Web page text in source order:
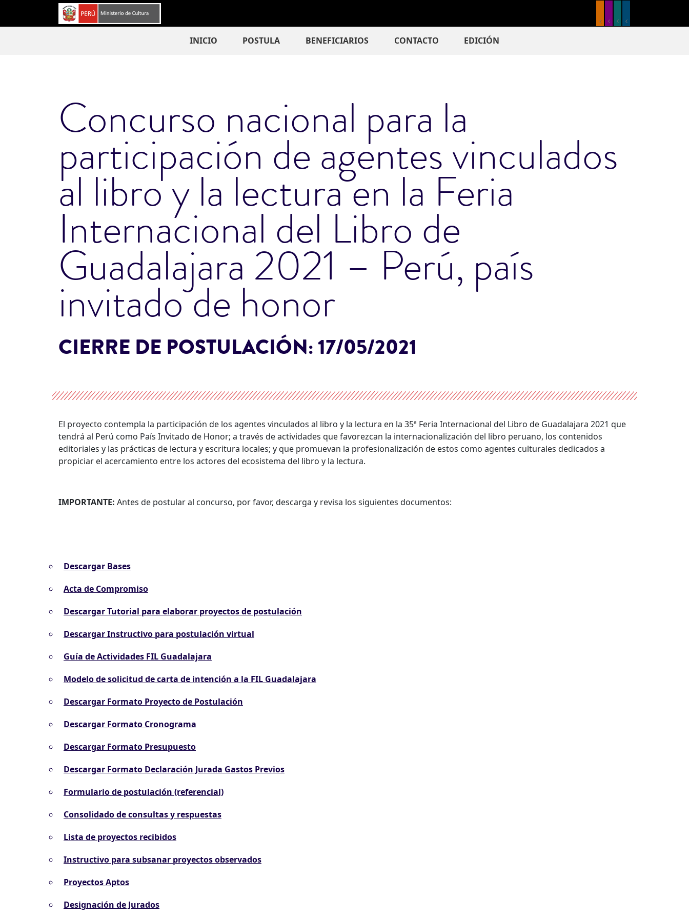
Pasar al contenido principal
Navegación principal
INICIO POSTULA BENEFICIARIOS CONTACTO EDICIÓN
Concurso nacional para la
participación de agentes vinculados
al libro y la lectura en la Feria
Internacional del Libro de
Guadalajara 2021 – Perú, país
invitado de honor
CIERRE DE POSTULACIÓN:17/05/2021
El proyecto contempla la participación de los agentes vinculados al libro y la lectura en la 35ª Feria Internacional del Libro de Guadalajara 2021 que
tendrá al Perú como País Invitado de Honor; a través de actividades que favorezcan la internacionalización del libro peruano, los contenidos
editoriales y las prácticas de lectura y escritura locales; y que promuevan la profesionalización de estos como agentes culturales dedicados a
propiciar el acercamiento entre los actores del ecosistema del libro y la lectura.
IMPORTANTE: Antes de postular al concurso, por favor, descarga y revisa los siguientes documentos:
Descargar Bases
Acta de Compromiso
Descargar Tutorial para elaborar proyectos de postulación
Descargar Instructivo para postulación virtual
Guía de Actividades FIL Guadalajara
Modelo de solicitud de carta de intención a la FIL Guadalajara
Descargar Formato Proyecto de Postulación
Descargar Formato Cronograma
Descargar Formato Presupuesto
Descargar Formato Declaración Jurada Gastos Previos
Formulario de postulación (referencial)
Consolidado de consultas y respuestas
Lista de proyectos recibidos
Instructivo para subsanar proyectos observados
Proyectos Aptos
Designación de Jurados